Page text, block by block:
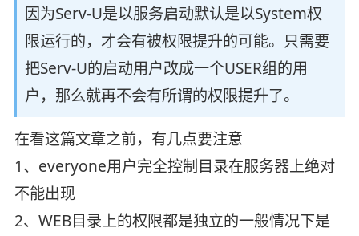
因为Serv-U是以服务启动默认是以System权
限运行的，才会有被权限提升的可能。只需要
把Serv-U的启动用户改成一个USER组的用
户，那么就再不会有所谓的权限提升了。
在看这篇文章之前，有几点要注意
1、everyone用户完全控制目录在服务器上绝对
不能出现
2、WEB目录上的权限都是独立的一般情况下是